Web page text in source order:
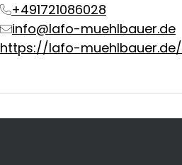
+491721086028
info@lafo-muehlbauer.de
https://lafo-muehlbauer.de/